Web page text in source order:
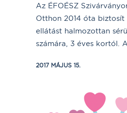
Az ÉFOÉSZ
Otthon 2014 óta biztosít
ellátást halmozottan
számára, 3 éves kortól.
2017 MÁJUS 15.